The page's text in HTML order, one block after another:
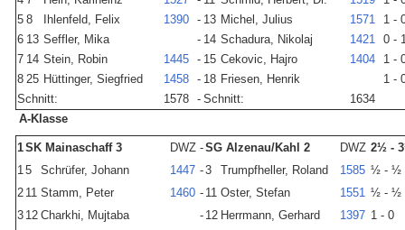
5 8 Ihlenfeld, Felix 1390 - 13 Michel, Julius 1571
1 -
6 13 Seffler, Mika - 14 Schadura, Nikolaj 1421
0 -
7 14 Stein, Robin 1445 - 15 Cekovic, Hajro 1404
1 -
8 25 Hüttinger, Siegfried 1458 - 18 Friesen, Henrik
1 -
Schnitt:
1578 - Schnitt:
1634
A-Klasse
1SK Mainaschaff 3 DWZ -SG Alzenau/Kahl 2 DWZ 2½ -
1 5 Schrüfer, Johann 1447 -3 Trumpfheller, Roland 1585 ½ - ½
2 11 Stamm, Peter 1460 - 11 Oster, Stefan 1551 ½ - ½
3 12 Charkhi, Mujtaba - 12 Herrmann, Gerhard 1397 1 - 0